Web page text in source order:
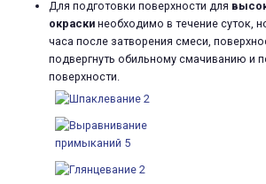
Для подготовки поверхности для
окраски необходимо в течение суток,
часа после затворения смеси,
подвергнуть обильному смачиванию и
поверхности.